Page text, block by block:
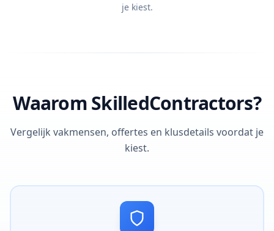
je kiest.
Waarom SkilledContractors?
Vergelijk vakmensen, offertes en klusdetails voordat je
kiest.